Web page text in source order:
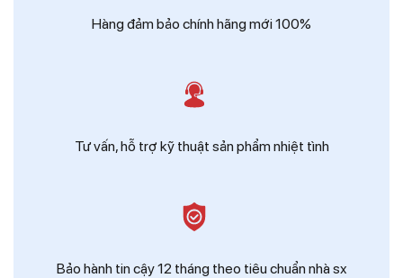
Hàng đảm bảo chính hãng mới 100%
Tư vấn, hỗ trợ kỹ thuật sản phẩm nhiệt tình
Bảo hành tin cậy 12 tháng theo tiêu chuẩn nhà sx